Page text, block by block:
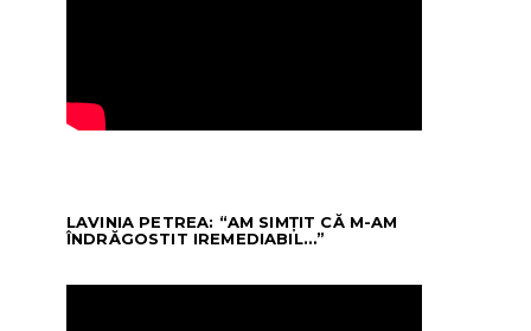
LAVINIA PETREA: “AM SIMȚIT CĂ M-AM
ÎNDRĂGOSTIT IREMEDIABIL…”